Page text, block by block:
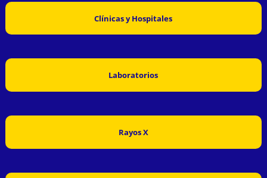
Clínicas y Hospitales
Laboratorios
Rayos X